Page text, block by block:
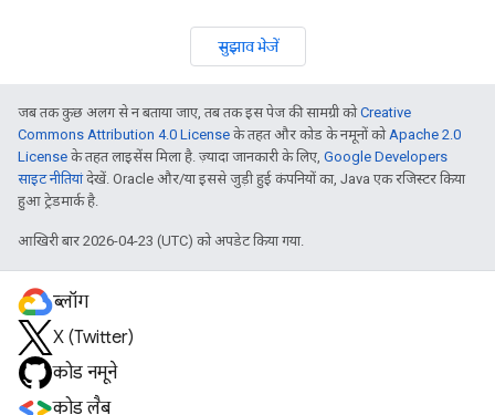
सुझाव भेजें
जब तक कुछ अलग से न बताया जाए, तब तक इस पेज की सामग्री कोCreative
Commons Attribution 4.0 License के तहत और कोड के नमूनों कोApache 2.0
License के तहत लाइसेंस मिला है. ज़्यादा जानकारी के लिए, Google Developers
साइट नीतियांदेखें. Oracle और/या इससे जुड़ी हुई कंपनियों का, Java एक रजिस्टर किया
हुआ ट्रेडमार्क है.
आखिरी बार 2026-04-23 (UTC) को अपडेट किया गया.
ब्लॉग
X (Twitter)
कोड नमूने
कोड लैब